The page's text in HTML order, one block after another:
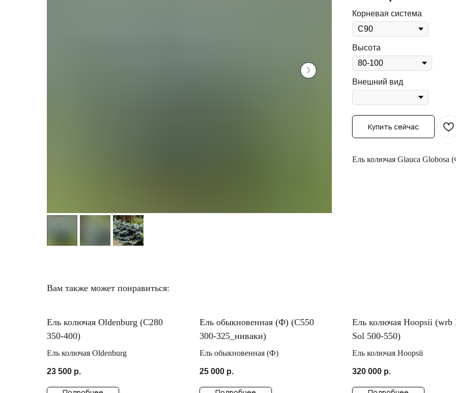
Корневая система
Высота
Внешний вид
Купить сейчас
Ель колючая Glauca Globosa
Вам также может понравиться:
Ель колючая Oldenburg (C280
350-400)
Ель колючая Oldenburg
23 500 р.
Ель обыкновенная (Ф) (С550
300-325_ниваки)
Ель обыкновенная (Ф)
25 000 р.
Ель колючая Hoopsii (wrb
Sol 500-550)
Ель колючая Hoopsii
320 000 р.